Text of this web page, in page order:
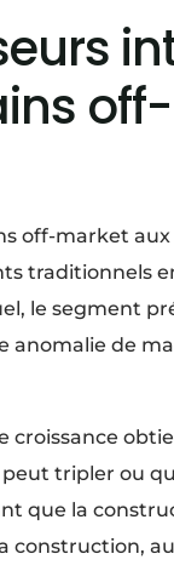
off-market
traditionnels
le segment
anomalie de
croissance
tripler ou
que la
construction,